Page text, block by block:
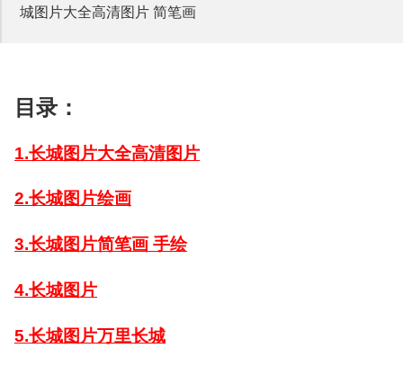
城图片大全高清图片 简笔画
目录：
1.长城图片大全高清图片
2.长城图片绘画
3.长城图片简笔画 手绘
4.长城图片
5.长城图片万里长城